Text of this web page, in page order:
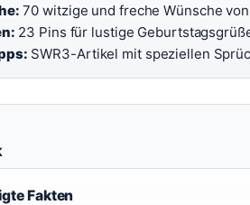
70 witzige und freche Wünsche
23 Pins für lustige
SWR3-Artikel mit speziellen
Fakten